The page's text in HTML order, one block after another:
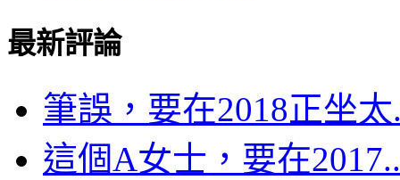
最新評論
筆誤，要在2018正坐太
這個A女士，要在